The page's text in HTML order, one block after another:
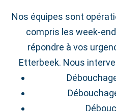
Nos équipes sont
compris les
répondre à vos
Etterbeek. Nous